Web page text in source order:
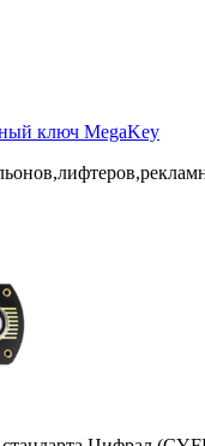
ключ MegaKey